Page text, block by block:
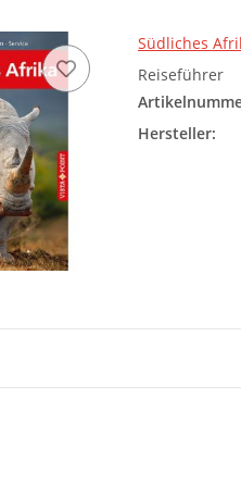
Südliches
Reiseführer
Hersteller: